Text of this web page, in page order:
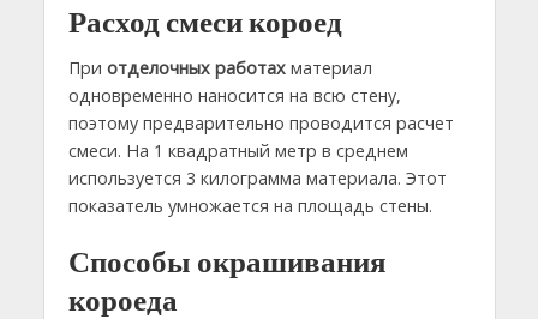
Расход смеси короед
При отделочных работахматериал
одновременно наносится на всю стену,
поэтому предварительно проводится расчет
смеси. На 1 квадратный метр в среднем
используется 3 килограмма материала. Этот
показатель умножается на площадь стены.
Способы окрашивания
короеда